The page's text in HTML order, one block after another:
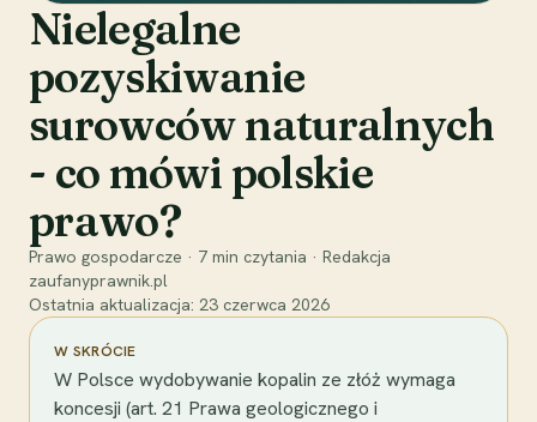
Nielegalne
pozyskiwanie
surowców naturalnych
- co mówi polskie
prawo?
Prawo gospodarcze · 7 min czytania · Redakcja
zaufanyprawnik.pl
Ostatnia aktualizacja: 23 czerwca 2026
W SKRÓCIE
W Polsce wydobywanie kopalin ze złóż wymaga
koncesji (art. 21 Prawa geologicznego i